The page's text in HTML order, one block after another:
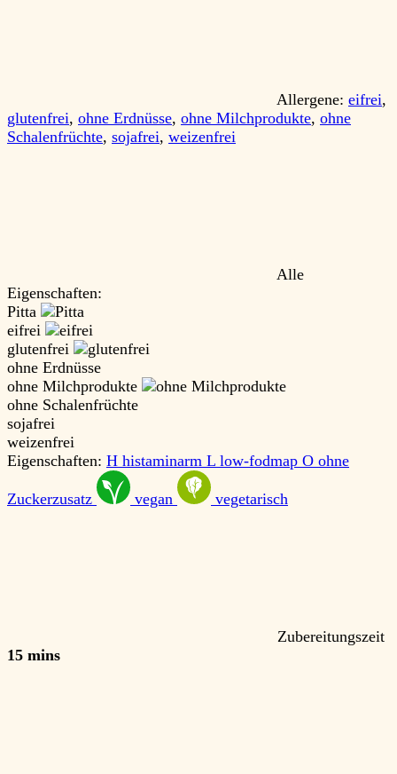
Allergene: eifrei,
glutenfrei, ohne Erdnüsse, ohne Milchprodukte, ohne
Schalenfrüchte, sojafrei, weizenfrei
Alle
Eigenschaften:
Pitta
eifrei
glutenfrei
ohne Erdnüsse
ohne Milchprodukte
ohne Schalenfrüchte
sojafrei
weizenfrei
Eigenschaften: H histaminarm L low-fodmap O ohne
Zuckerzusatz vegan vegetarisch
Zubereitungszeit
15 mins